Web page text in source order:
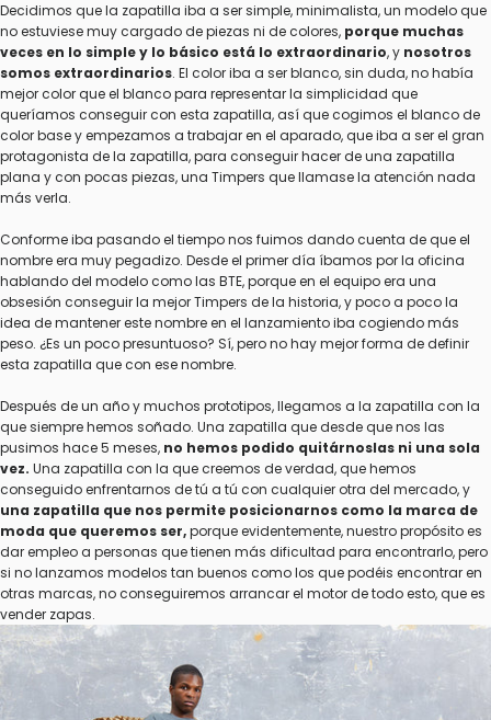
Decidimos que la zapatilla iba a ser simple, minimalista, un modelo que
no estuviese muy cargado de piezas ni de colores, porque muchas
veces en lo simple y lo básico está lo extraordinario, y nosotros
somos extraordinarios. El color iba a ser blanco, sin duda, no había
mejor color que el blanco para representar la simplicidad que
queríamos conseguir con esta zapatilla, así que cogimos el blanco de
color base y empezamos a trabajar en el aparado, que iba a ser el gran
protagonista de la zapatilla, para conseguir hacer de una zapatilla
plana y con pocas piezas, una Timpers que llamase la atención nada
más verla.
Conforme iba pasando el tiempo nos fuimos dando cuenta de que el
nombre era muy pegadizo. Desde el primer día íbamos por la oficina
hablando del modelo como las BTE, porque en el equipo era una
obsesión conseguir la mejor Timpers de la historia, y poco a poco la
idea de mantener este nombre en el lanzamiento iba cogiendo más
peso. ¿Es un poco presuntuoso? Sí, pero no hay mejor forma de definir
esta zapatilla que con ese nombre.
Después de un año y muchos prototipos, llegamos a la zapatilla con la
que siempre hemos soñado. Una zapatilla que desde que nos las
pusimos hace 5 meses, no hemos podido quitárnoslas ni una sola
vez. Una zapatilla con la que creemos de verdad, que hemos
conseguido enfrentarnos de tú a tú con cualquier otra del mercado, y
una zapatilla que nos permite posicionarnos como la marca de
moda que queremos ser,porque evidentemente, nuestro propósito es
dar empleo a personas que tienen más dificultad para encontrarlo, pero
si no lanzamos modelos tan buenos como los que podéis encontrar en
otras marcas, no conseguiremos arrancar el motor de todo esto, que es
vender zapas.